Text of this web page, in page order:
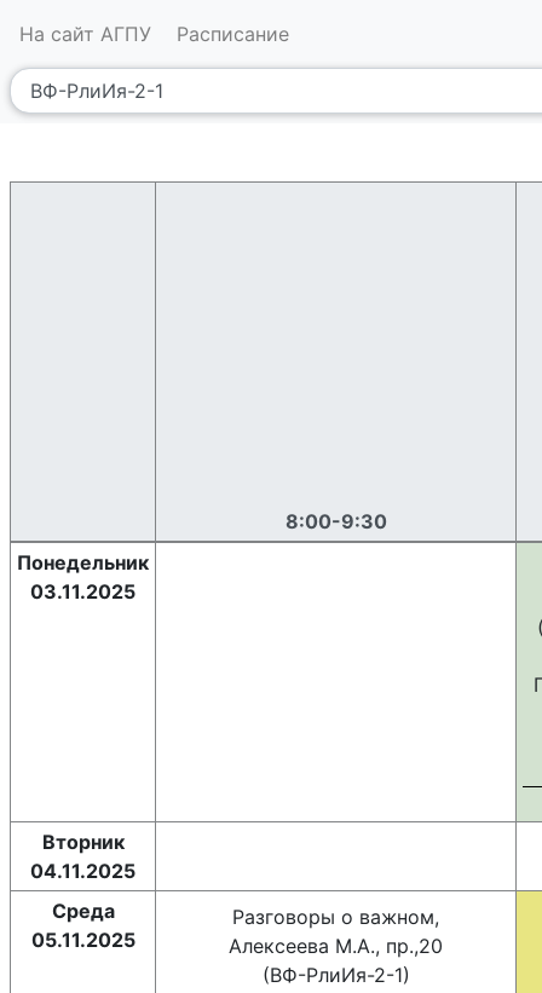
На сайт АГПУ Расписание
8:00-9:30
Понедельник
03.11.2025
Вторник
04.11.2025
Среда
05.11.2025
Разговоры о важном,
Алексеева М.А., пр.,20
(ВФ-РлиИя-2-1)